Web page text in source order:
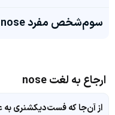
سوم‌شخص مفرد nose چی میشه؟
ارجاع به لغت nose
از آن‌جا که فست‌دیکشنری به